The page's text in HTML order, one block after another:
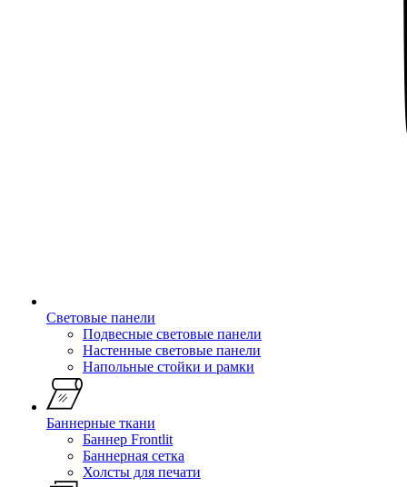
Световые панели
Подвесные световые панели
Настенные световые панели
Напольные стойки и рамки
Баннерные ткани
Баннер Frontlit
Баннерная сетка
Холсты для печати